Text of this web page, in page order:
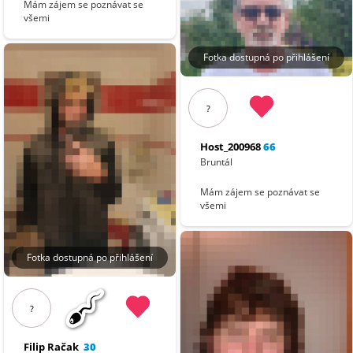
Mám zájem se poznávat se
všemi
Fotka dostupná po přihlášení
?
Filip Račak 30
Fotka dostupná po přihlášení
?
Host_20096866
Bruntál
Mám zájem se poznávat se
všemi